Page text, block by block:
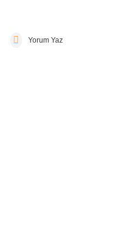
Yorum Yaz